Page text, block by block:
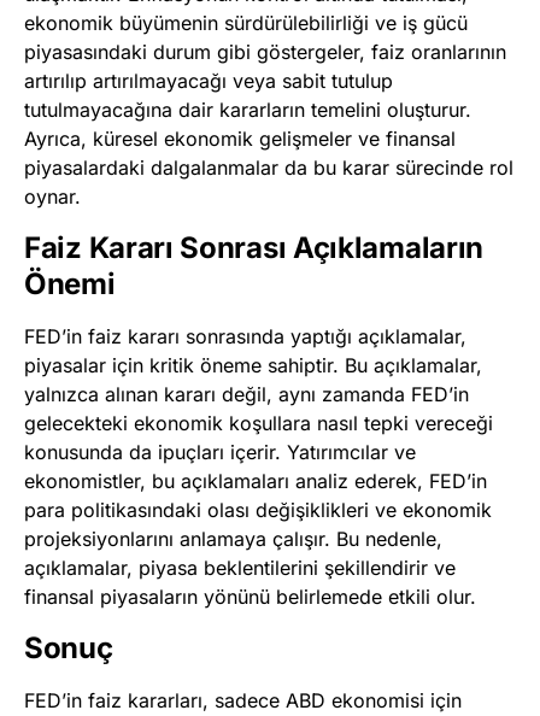
ekonomik büyümenin sürdürülebilirliği ve iş gücü
piyasasındaki durum gibi göstergeler, faiz oranlarının
artırılıp artırılmayacağı veya sabit tutulup
tutulmayacağına dair kararların temelini oluşturur.
Ayrıca, küresel ekonomik gelişmeler ve finansal
piyasalardaki dalgalanmalar da bu karar sürecinde rol
oynar.
Faiz Kararı Sonrası Açıklamaların
Önemi
FED’in faiz kararı sonrasında yaptığı açıklamalar,
piyasalar için kritik öneme sahiptir. Bu açıklamalar,
yalnızca alınan kararı değil, aynı zamanda FED’in
gelecekteki ekonomik koşullara nasıl tepki vereceği
konusunda da ipuçları içerir. Yatırımcılar ve
ekonomistler, bu açıklamaları analiz ederek, FED’in
para politikasındaki olası değişiklikleri ve ekonomik
projeksiyonlarını anlamaya çalışır. Bu nedenle,
açıklamalar, piyasa beklentilerini şekillendirir ve
finansal piyasaların yönünü belirlemede etkili olur.
Sonuç
FED’in faiz kararları, sadece ABD ekonomisi için